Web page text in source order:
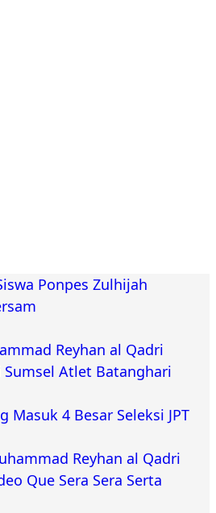
Ponpes Zulhijah
Reyhan al Qadri
Sumsel Atlet Batanghari
Masuk 4 Besar Seleksi JPT
Reyhan al Qadri
Que Sera Sera Serta